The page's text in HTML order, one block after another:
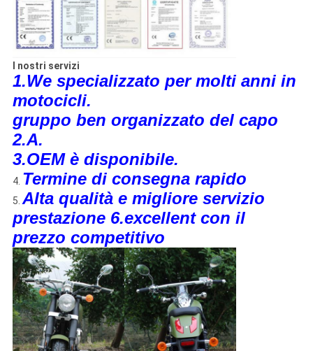
I nostri servizi
1.We specializzato per molti anni in
motocicli.
gruppo ben organizzato del capo
2.A.
3.OEM è disponibile.
4. Termine di consegna rapido
5. Alta qualità e migliore servizio
prestazione 6.excellent con il
prezzo competitivo